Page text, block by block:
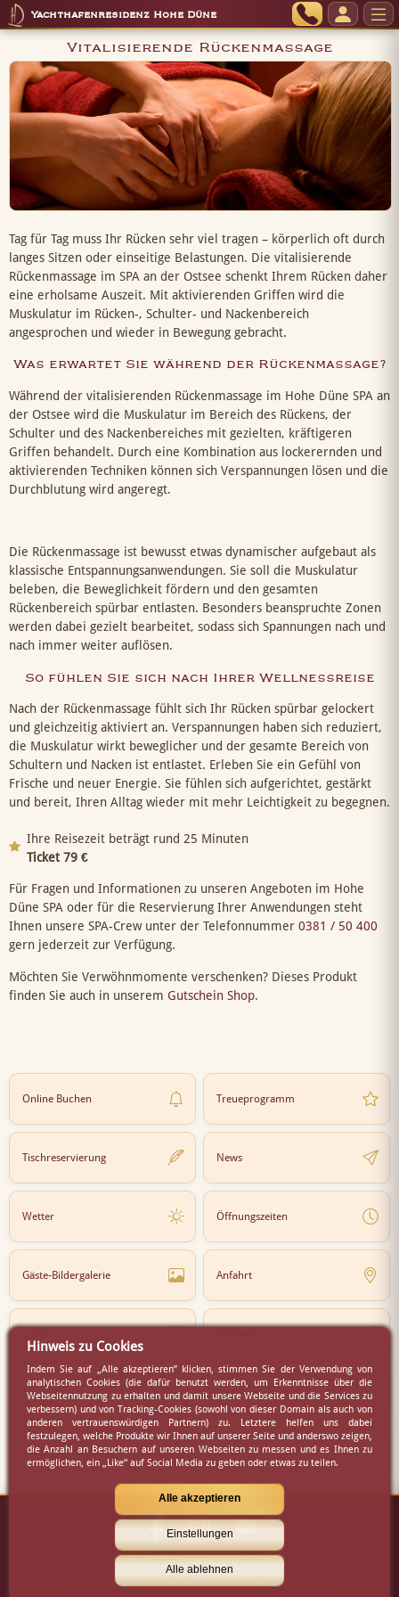
Yachthafenresidenz Hohe Düne
Vitalisierende Rückenmassage
Tag für Tag muss Ihr Rücken sehr viel tragen – körperlich oft durch
langes Sitzen oder einseitige Belastungen. Die vitalisierende
Rückenmassage im SPA an der Ostsee schenkt Ihrem Rücken daher
eine erholsame Auszeit. Mit aktivierenden Griffen wird die
Muskulatur im Rücken-, Schulter- und Nackenbereich
angesprochen und wieder in Bewegung gebracht.
Was erwartet Sie während der Rückenmassage?
Während der vitalisierenden Rückenmassage im Hohe Düne SPA an
der Ostsee wird die Muskulatur im Bereich des Rückens, der
Schulter und des Nackenbereiches mit gezielten, kräftigeren
Griffen behandelt. Durch eine Kombination aus lockerernden und
aktivierenden Techniken können sich Verspannungen lösen und die
Durchblutung wird angeregt.
Die Rückenmassage ist bewusst etwas dynamischer aufgebaut als
klassische Entspannungsanwendungen. Sie soll die Muskulatur
beleben, die Beweglichkeit fördern und den gesamten
Rückenbereich spürbar entlasten. Besonders beanspruchte Zonen
werden dabei gezielt bearbeitet, sodass sich Spannungen nach und
nach immer weiter auflösen.
So fühlen Sie sich nach Ihrer Wellnessreise
Nach der Rückenmassage fühlt sich Ihr Rücken spürbar gelockert
und gleichzeitig aktiviert an. Verspannungen haben sich reduziert,
die Muskulatur wirkt beweglicher und der gesamte Bereich von
Schultern und Nacken ist entlastet. Erleben Sie ein Gefühl von
Frische und neuer Energie. Sie fühlen sich aufgerichtet, gestärkt
und bereit, Ihren Alltag wieder mit mehr Leichtigkeit zu begegnen.
Ihre Reisezeit beträgt rund 25 Minuten
Ticket 79 €
Für Fragen und Informationen zu unseren Angeboten im Hohe
Düne SPA oder für die Reservierung Ihrer Anwendungen steht
Ihnen unsere SPA-Crew unter der Telefonnummer 0381 / 50 400
gern jederzeit zur Verfügung.
Möchten Sie Verwöhnmomente verschenken? Dieses Produkt
finden Sie auch in unserem Gutschein Shop.
Online Buchen Treueprogramm
Tischreservierung News
Wetter Öffnungszeiten
Gäste-Bildergalerie Anfahrt
Newsletter Partner
Virtueller Rundgang Presse
Kontakt|Impressum|AGB
Datenschutz|Sitemap|zur Desktop-Website
Hinweis zu Cookies
Indem Sie auf „Alle akzeptieren” klicken, stimmen Sie der Verwendung von
analytischen Cookies (die dafür benutzt werden, um Erkenntnisse über die
Webseitennutzung zu erhalten und damit unsere Webseite und die Services zu
verbessern) und von Tracking-Cookies (sowohl von dieser Domain als auch von
anderen vertrauenswürdigen Partnern) zu. Letztere helfen uns dabei
festzulegen, welche Produkte wir Ihnen auf unserer Seite und anderswo zeigen,
die Anzahl an Besuchern auf unseren Webseiten zu messen und es Ihnen zu
ermöglichen, ein „Like“ auf Social Media zu geben oder etwas zu teilen.
Alle akzeptieren
Einstellungen
Alle ablehnen